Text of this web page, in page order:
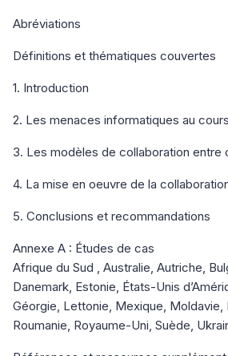
Abréviations
Définitions et thématiques couvertes
1. Introduction
2. Les menaces informatiques au
3. Les modèles de collaboration entre
4. La mise en oeuvre de la
5. Conclusions et recommandations
Annexe A : Études de cas
Afrique du Sud , Australie, Autriche,
Danemark, Estonie, États-Unis
Géorgie, Lettonie, Mexique, Moldavie,
Roumanie, Royaume-Uni, Suède,